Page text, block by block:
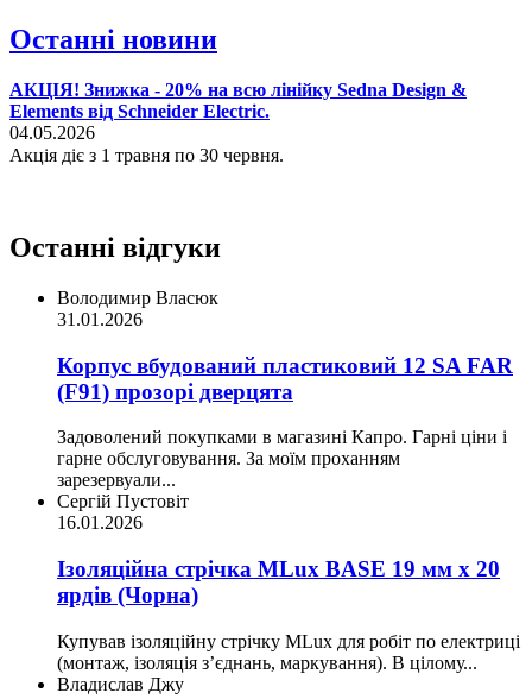
Останні новини
АКЦІЯ! Знижка - 20% на всю лінійку Sedna Design &
Elements від Schneider Electric.
04.05.2026
Акція діє з 1 травня по 30 червня.
Останні відгуки
Володимир Власюк
31.01.2026
Корпус вбудований пластиковий 12 SA FAR
(F91) прозорі дверцята
Задоволений покупками в магазині Капро. Гарні ціни і
гарне обслуговування. За моїм проханням
зарезервуали...
Сергій Пустовіт
16.01.2026
Ізоляційна стрічка MLux BASE 19 мм х 20
ярдів (Чорна)
Купував ізоляційну стрічку MLux для робіт по електриці
(монтаж, ізоляція з’єднань, маркування). В цілому...
Владислав Джу